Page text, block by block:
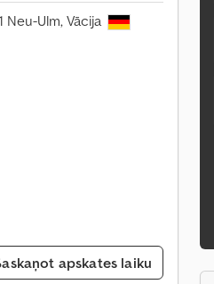
Neu-Ulm, Vācija
apskates laiku